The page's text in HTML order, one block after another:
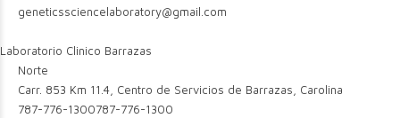
geneticssciencelaboratory@gmail.com
Laboratorio Clinico Barrazas
Norte
Carr. 853 Km 11.4, Centro de Servicios de Barrazas, Carolina
787-776-1300787-776-1300